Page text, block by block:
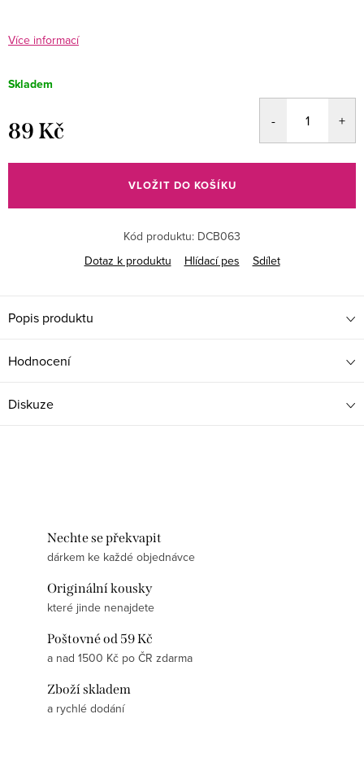
Více informací
Skladem
89 Kč
cena:
VLOŽIT DO KOŠÍKU
Kód produktu: DCB063
Dotaz k produktu
Hlídací pes Sdílet
Popis produktu
Hodnocení
Diskuze
Nechte se překvapit
dárkem ke každé objednávce
Originální kousky
které jinde nenajdete
Poštovné od 59 Kč
a nad 1500 Kč po ČR zdarma
Zboží skladem
a rychlé dodání